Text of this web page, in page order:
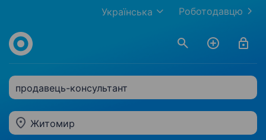
Роботодавцю
Українська
продавець-консультант
Житомир